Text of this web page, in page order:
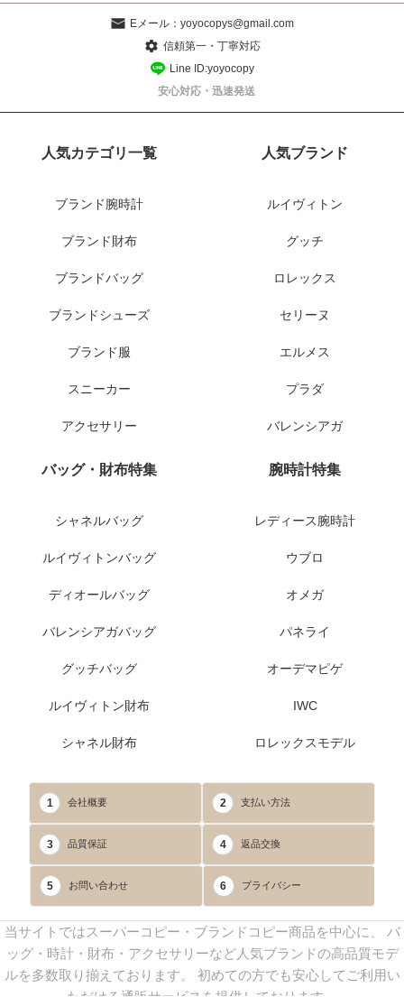
Eメール： yoyocopys@gmail.com
信頼第一・丁寧対応
Line ID:yoyocopy
安心対応・迅速発送
人気カテゴリ一覧
ブランド腕時計
ブランド財布
ブランドバッグ
ブランドシューズ
ブランド服
スニーカー
アクセサリー
人気ブランド
ルイヴィトン
グッチ
ロレックス
セリーヌ
エルメス
プラダ
バレンシアガ
バッグ・財布特集
シャネルバッグ
ルイヴィトンバッグ
ディオールバッグ
バレンシアガバッグ
グッチバッグ
ルイヴィトン財布
シャネル財布
腕時計特集
レディース腕時計
ウブロ
オメガ
パネライ
オーデマピゲ
IWC
ロレックスモデル
1 会社概要 2 支払い方法
3 品質保証 4 返品交換
5 お問い合わせ 6 プライバシー
当サイトではスーパーコピー・ブランドコピー商品を中心に、 バ
ッグ・時計・財布・アクセサリーなど人気ブランドの高品質モデ
ルを多数取り揃えております。 初めての方でも安心してご利用い